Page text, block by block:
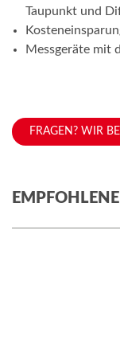
Taupunkt und
Messgeräte mit
FRAGEN? WIR